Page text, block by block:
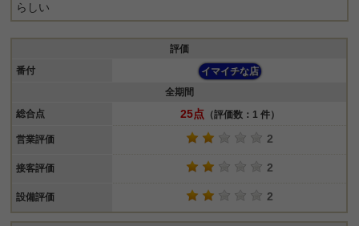
らしい
評価
番付
イマイチな店
全期間
総合点
25点 （評価数：1 件）
営業評価 2
接客評価 2
設備評価 2